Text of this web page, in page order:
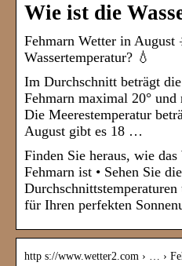
Wie ist die
Fehmarn Wetter in
Wassertemperatur? 💧
Im Durchschnitt beträgt
Fehmarn maximal 20° und
Die Meerestemperatur
August gibt es 18 …
Finden Sie heraus, wie
Fehmarn ist • Sehen Sie
Durchschnittstemperaturen
für Ihren perfekten
http s://www.wetter2.com › … ›